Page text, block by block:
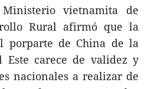
vietnamita de
Rural afirmó que la
porparte de China de la
carece de validez y
nacionales a realizar de